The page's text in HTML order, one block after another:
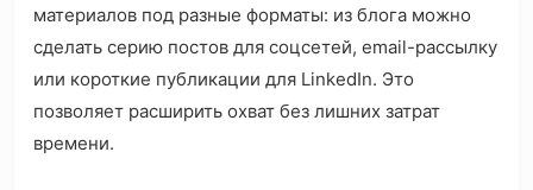
материалов под разные форматы: из блога можно
сделать серию постов для соцсетей, email-рассылку
или короткие публикации для LinkedIn. Это
позволяет расширить охват без лишних затрат
времени.